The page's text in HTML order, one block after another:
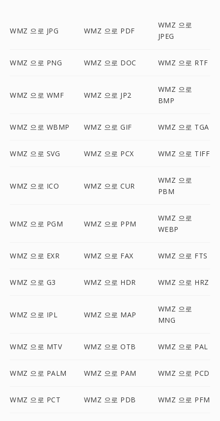
WMZ 으로 JPG WMZ 으로 PDF
WMZ 으로
JPEG
WMZ 으로 PNG WMZ 으로 DOC WMZ 으로 RTF
WMZ 으로 WMF WMZ 으로 JP2
WMZ 으로
BMP
WMZ 으로 WBMP WMZ 으로 GIF WMZ 으로 TGA
WMZ 으로 SVG WMZ 으로 PCX WMZ 으로 TIFF
WMZ 으로 ICO WMZ 으로 CUR
WMZ 으로
PBM
WMZ 으로 PGM WMZ 으로 PPM
WMZ 으로
WEBP
WMZ 으로 EXR WMZ 으로 FAX WMZ 으로 FTS
WMZ 으로 G3 WMZ 으로 HDR WMZ 으로 HRZ
WMZ 으로 IPL WMZ 으로 MAP
WMZ 으로
MNG
WMZ 으로 MTV WMZ 으로 OTB WMZ 으로 PAL
WMZ 으로 PALM WMZ 으로 PAM WMZ 으로 PCD
WMZ 으로 PCT WMZ 으로 PDB WMZ 으로 PFM